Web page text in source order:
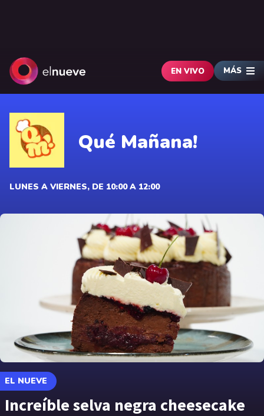
EN VIVO MÁS
Qué Mañana!
LUNES A VIERNES, DE 10:00 A 12:00
EL NUEVE
Increíble selva negra cheesecake